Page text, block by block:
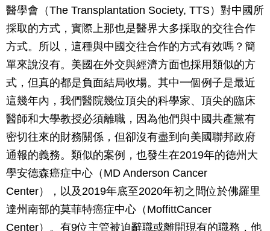
醫學會（The Transplantation Society, TTS）對中國所
採取的方式，實際上那也是醫界大多採取的交往合作
方式。所以，這種與中國交往合作的方式有效嗎？簡
單來說沒有。美國在外交與經濟方面也採用類似的方
式，但真的都是負面結局收場。其中一個例子是最近
這幾年內，我們醫院幾位頂尖的科學家、頂尖的臨床
醫師和大學教授必須離職，因為他們與中國共產黨有
密切往來的財務關係，但卻沒有盡到向美國聯邦政府
通報的義務。類似的案例，也發生在2019年的德州大
學安德森癌症中心（MD Anderson Cancer
Center），以及2019年底至2020年初之間位於佛羅里
達州南部的莫菲特癌症中心（MoffittCancer
Center）。有9位主管被迫辭職或離開現有的職務，他